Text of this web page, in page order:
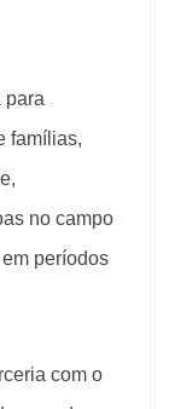
para
famílias,
no campo
períodos
com o